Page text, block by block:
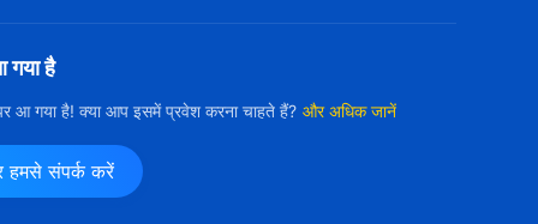
गया है
पर आ गया है! क्या आप इसमें प्रवेश करना चाहते हैं? और अधिक जानें
हमसे संपर्क करें